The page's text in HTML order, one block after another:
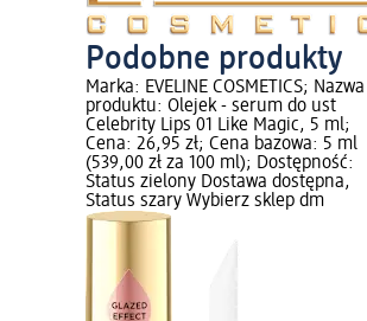
Podobne produkty
Marka: EVELINE COSMETICS; Nazwa
produktu: Olejek - serum do ust
Celebrity Lips 01 Like Magic, 5 ml;
Cena: 26,95 zł; Cena bazowa: 5 ml
(539,00 zł za 100 ml); Dostępność:
Status zielony Dostawa dostępna,
Status szary Wybierz sklep dm